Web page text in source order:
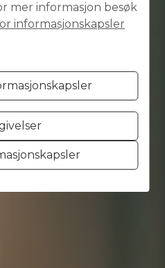
mer informasjon besøk
informasjonskapsler